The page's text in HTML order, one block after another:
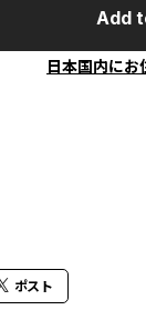
Add
日本国内にお
ポスト